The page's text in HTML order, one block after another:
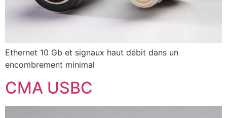
Ethernet 10 Gb et signaux haut débit dans un
encombrement minimal
CMA USBC